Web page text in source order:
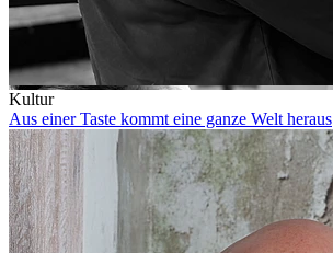
Kultur
Aus einer Taste kommt eine ganze Welt heraus